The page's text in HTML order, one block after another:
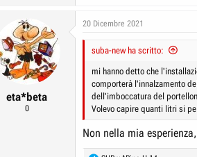
eta*beta
0
20 Dicembre 2021
suba-new ha scritto:
mi hanno detto che
comporterà l'innalzamento
dell'imboccatura del
Volevo capire quanti litri si
Non nella mia